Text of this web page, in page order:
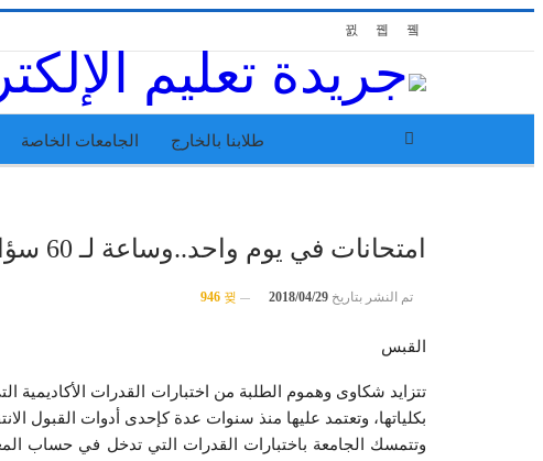
الجامعات الخاصة طلابنا بالخارج
امتحانات في يوم واحد..وساعة لـ 60 سؤالاً!
تم النشر بتاريخ 2018/04/29
القبس
تتزايد شكاوى وهموم الطلبة من اختبارات القدرات
بكلياتها، وتعتمد عليها منذ سنوات عدة كإحدى أدوات القبول
وتتمسك الجامعة باختبارات القدرات التي تدخل في حساب